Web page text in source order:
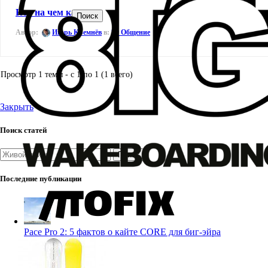
Поиск
Кто на чем катает
Автор: Игорь Кремнёв в:🗣️ Общение
Просмотр 1 темы - с 1 по 1 (1 всего)
Закрыть
Поиск статей
Поиск
Последние публикации
Pace Pro 2: 5 фактов о кайте CORE для биг-эйра
27.07.2026